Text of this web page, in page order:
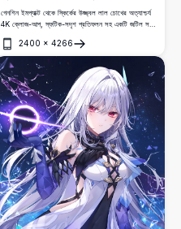
গেনশিন ইমপ্যাক্ট থেকে স্কির্কের উজ্জ্বল লাল চোখের অত্যাশ্চর্য
4K ক্লোজ-আপ, স্ফটিক-সদৃশ প্রতিফলন সহ একটি জটিল সর্পিল
2400 × 4266
খুলুন